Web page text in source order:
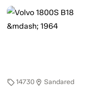
sell14730 location_on Sandared